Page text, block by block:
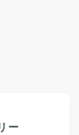
ー